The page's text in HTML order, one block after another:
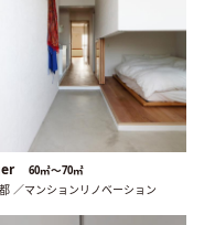
60㎡〜70㎡
／マンションリノベーション